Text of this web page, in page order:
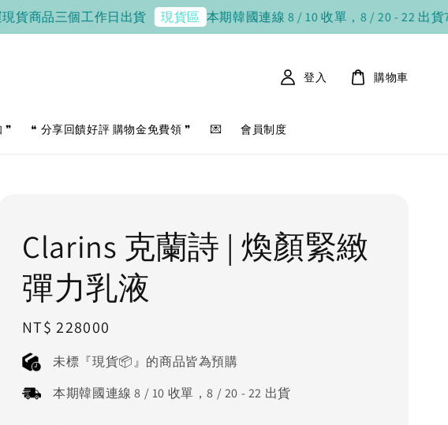
品三個工作日出貨 現貨區 本期韓國連線 8 / 10 收單，8 / 20 - 22 出貨 7-11
❞ ❝ 分享回饋好評 購物金免費領 ❞ 💌 會員制度
登入 購物車
Clarins 克蘭詩 | 煥顏緊緻
彈力乳液
Regular
price
NT$ 228000
未標『現貨📦』的商品皆為預購
本期韓國連線 8 / 10 收單，8 / 20 - 22 出貨